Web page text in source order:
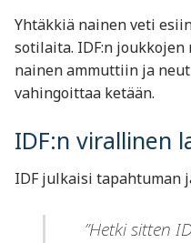
Yhtäkkiä nainen veti
sotilaita. IDF:n
nainen ammuttiin ja
vahingoittaa ketään.
IDF:n virallinen
IDF julkaisi tapahtuman
”Hetki sitten